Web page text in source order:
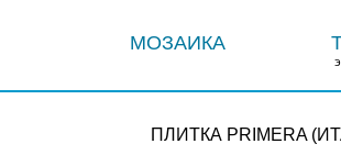
МОЗАИКА
ПЛИТКА PRIMERA